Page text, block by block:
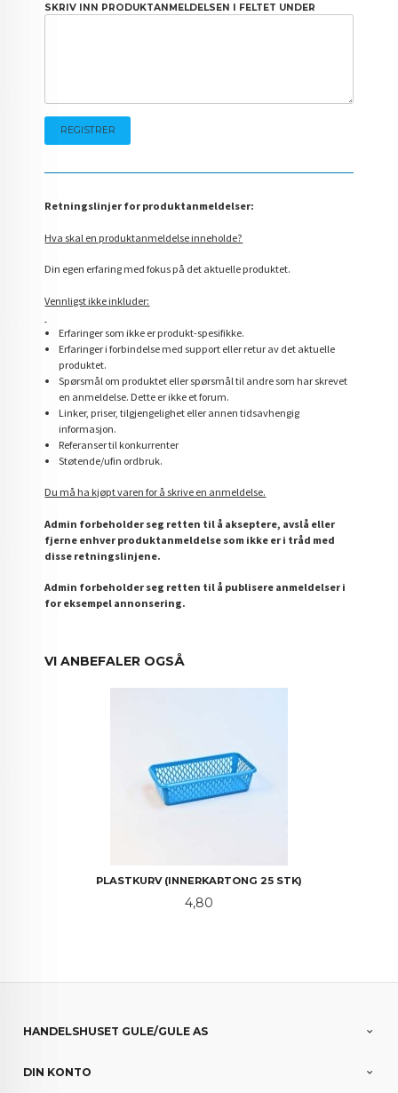
SKRIV INN PRODUKTANMELDELSEN I FELTET UNDER
Retningslinjer for produktanmeldelser:
Hva skal en produktanmeldelse inneholde?
Din egen erfaring med fokus på det aktuelle produktet.
Vennligst ikke inkluder:
Erfaringer som ikke er produkt-spesifikke.
Erfaringer i forbindelse med support eller retur av det aktuelle
produktet.
Spørsmål om produktet eller spørsmål til andre som har skrevet
en anmeldelse. Dette er ikke et forum.
Linker, priser, tilgjengelighet eller annen tidsavhengig
informasjon.
Referanser til konkurrenter
Støtende/ufin ordbruk.
Du må ha kjøpt varen for å skrive en anmeldelse.
Admin forbeholder seg retten til å akseptere, avslå eller
fjerne enhver produktanmeldelse som ikke er i tråd med
disse retningslinjene.
Admin forbeholder seg retten til å publisere anmeldelser i
for eksempel annonsering.
VI ANBEFALER OGSÅ
PLASTKURV (INNERKARTONG 25 STK)
Pris
4,80
HANDELSHUSET GULE/GULE AS
DIN KONTO